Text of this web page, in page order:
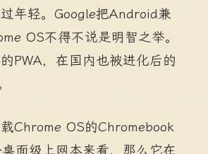
年轻。Google把Android兼
OS不得不说是明智之举。
PWA，在国内也被进化后的
Chrome OS的Chromebook
面级上网本来看，那么它在